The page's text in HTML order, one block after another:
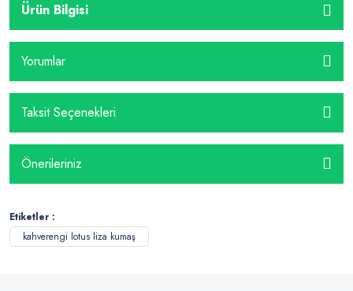
Ürün Bilgisi
Yorumlar
Taksit Seçenekleri
Önerileriniz
Etiketler :
kahverengi lotus liza kumaş